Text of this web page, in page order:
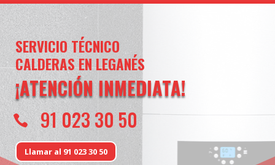
SERVICIO TÉCNICO
CALDERAS EN LEGANÉS
¡ATENCIÓN INMEDIATA!
 91 023 30 50
Llamar al 91 023 30 50